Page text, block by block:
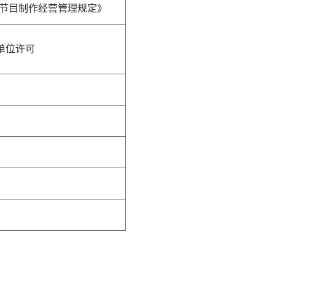
目制作经营管理规定》
位许可